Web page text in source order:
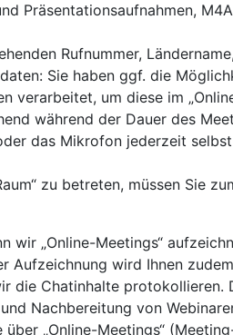
Präsentationsaufnahmen,
Rufnummer,
Sie haben ggf. die
verarbeitet, um diese im
während der Dauer des
das Mikrofon jederzeit
zu betreten, müssen Sie
wir „Online-Meetings“
wird Ihnen
die Chatinhalte protokollieren.
Nachbereitung von
„Online-Meetings“